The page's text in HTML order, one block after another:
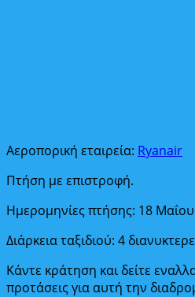
Αεροπορική εταιρεία: Ryanair
Πτήση με επιστροφή.
Ημερομηνίες πτήσης: 18
Διάρκεια ταξιδιού: 4
Κάντε κράτηση και δείτε
προτάσεις για αυτή την